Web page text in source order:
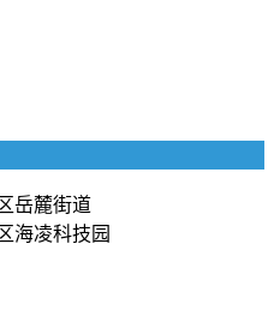
岳麓街道
海凌科技园